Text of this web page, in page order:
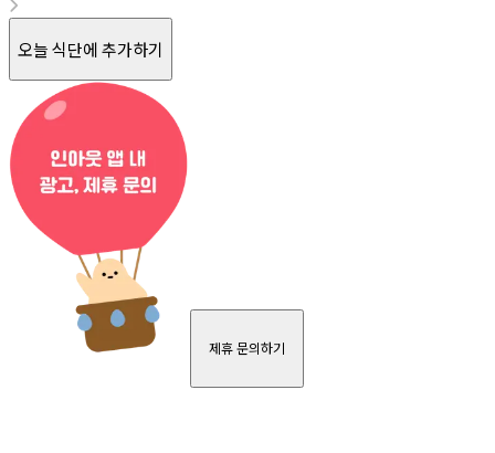
오늘 식단에 추가하기
제휴 문의하기